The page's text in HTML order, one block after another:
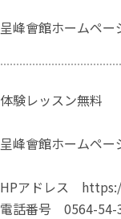
呈峰會館ホームペー
体験レッスン無料
呈峰會館ホームペー
HPアドレス
電話番号 0564-